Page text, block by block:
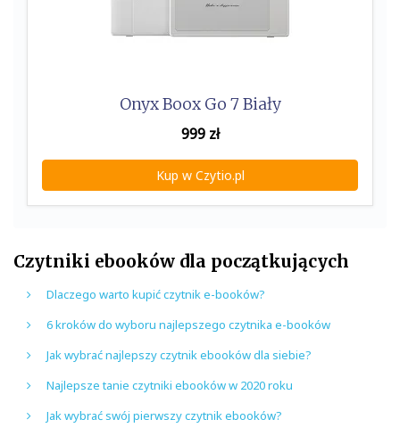
Onyx Boox Go 7 Biały
999zł
Kup w Czytio.pl
Czytniki ebooków dla początkujących
Dlaczego warto kupić czytnik e-booków?
6 kroków do wyboru najlepszego czytnika e-booków
Jak wybrać najlepszy czytnik ebooków dla siebie?
Najlepsze tanie czytniki ebooków w 2020 roku
Jak wybrać swój pierwszy czytnik ebooków?